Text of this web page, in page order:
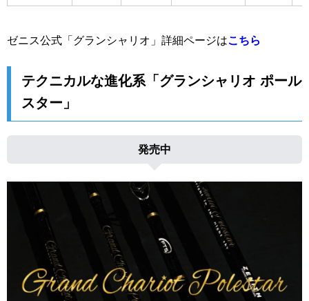
ゼニス公式「グランシャリオ」詳細ページはこちら
テクニカルな進化系「グランシャリオ ポール
スター」
発売中